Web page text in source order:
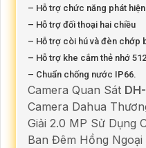
– Hỗ trợ chức năng phát
– Hỗ trợ đối thoại hai chiều
– Hỗ trợ còi hú và đèn chớp
– Hỗ trợ khe cắm thẻ nhớ
– Chuẩn chống nước IP66.
Camera Quan Sát
Camera Dahua
Giải 2.0 MP Sử Dụng
Ban Đêm Hồng